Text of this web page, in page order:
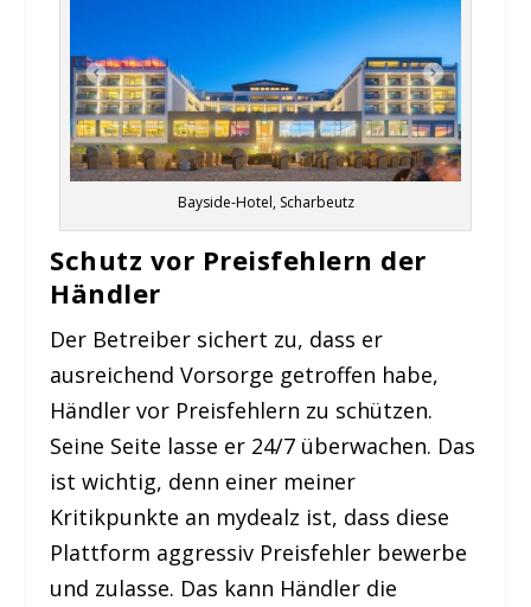
Bayside-Hotel, Scharbeutz
Schutz vor Preisfehlern der
Händler
Der Betreiber sichert zu, dass er
ausreichend Vorsorge getroffen habe,
Händler vor Preisfehlern zu schützen.
Seine Seite lasse er 24/7 überwachen. Das
ist wichtig, denn einer meiner
Kritikpunkte an mydealz ist, dass diese
Plattform aggressiv Preisfehler bewerbe
und zulasse. Das kann Händler die